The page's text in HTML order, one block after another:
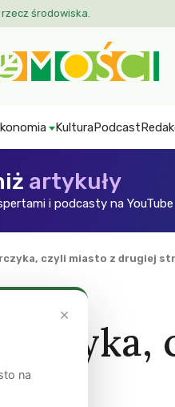
rzecz środowiska.
KulturaPodcast
artykuły
i podcasty na YouTube
czyli miasto z drugiej
×
na